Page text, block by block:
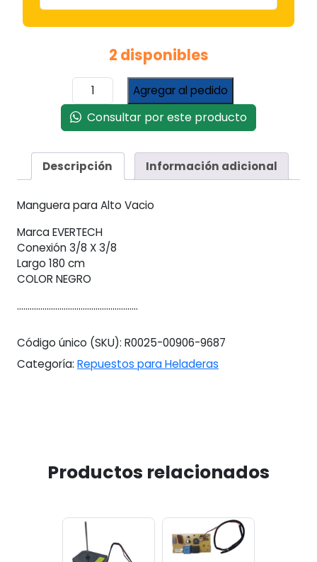
2 disponibles
Manguera
Alto
Vacio
1.8
Conexión
3/8
3/8
Negro
cantidad
Agregar al pedido
Consultar por este producto
Descripción Información adicional
Manguera para Alto Vacio
Marca EVERTECH
Conexión 3/8 X 3/8
Largo 180 cm
COLOR NEGRO
.........................................................
Código único (SKU): R0025-00906-9687
Categoría: Repuestos para Heladeras
Productos relacionados